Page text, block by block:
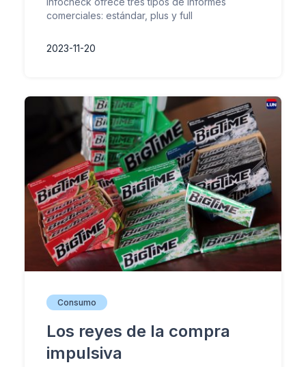
comerciales: estándar, plus y full
2023-11-20
Consumo
Los reyes de la compra
impulsiva